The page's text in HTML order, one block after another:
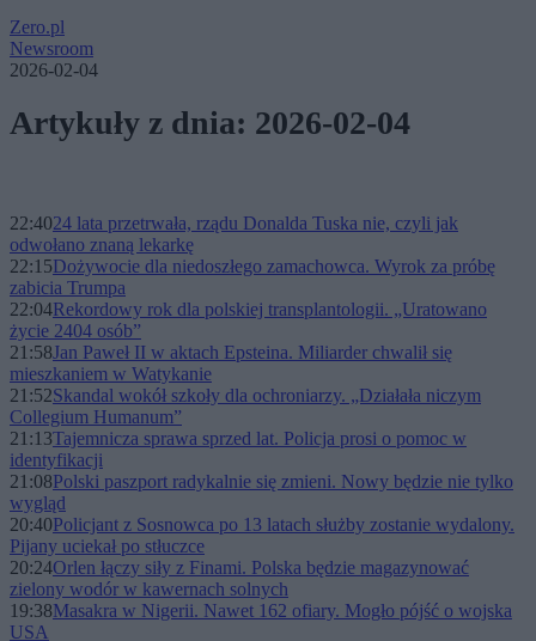
Zero.pl
Newsroom
2026-02-04
Artykuły z dnia: 2026-02-04
22:4024 lata przetrwała, rządu Donalda Tuska nie, czyli jak
odwołano znaną lekarkę
22:15Dożywocie dla niedoszłego zamachowca. Wyrok za próbę
zabicia Trumpa
22:04Rekordowy rok dla polskiej transplantologii. „Uratowano
życie 2404 osób”
21:58Jan Paweł II w aktach Epsteina. Miliarder chwalił się
mieszkaniem w Watykanie
21:52Skandal wokół szkoły dla ochroniarzy. „Działała niczym
Collegium Humanum”
21:13Tajemnicza sprawa sprzed lat. Policja prosi o pomoc w
identyfikacji
21:08Polski paszport radykalnie się zmieni. Nowy będzie nie tylko
wygląd
20:40Policjant z Sosnowca po 13 latach służby zostanie wydalony.
Pijany uciekał po stłuczce
20:24Orlen łączy siły z Finami. Polska będzie magazynować
zielony wodór w kawernach solnych
19:38Masakra w Nigerii. Nawet 162 ofiary. Mogło pójść o wojska
USA